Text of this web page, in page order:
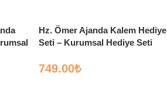
Hz. Ömer Ajanda Kalem Hediye
Seti – Kurumsal Hediye Seti
749.00₺